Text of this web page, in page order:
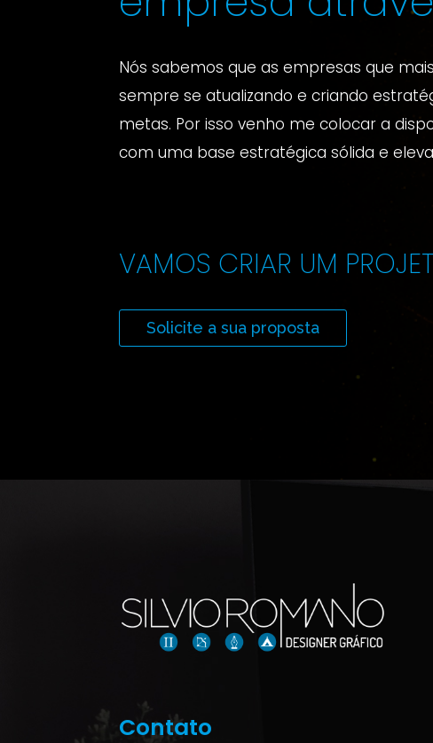
Nós sabemos que as empresas que
sempre se atualizando e criando
metas. Por isso venho me colocar a
com uma base estratégica sólida e
VAMOS CRIAR UM
Solicite a sua proposta
Contato